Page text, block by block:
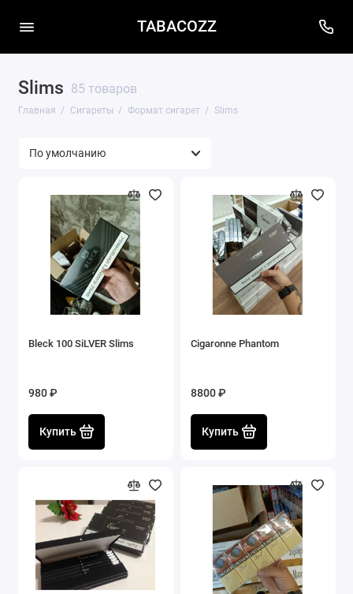
TABACOZZ
Slims 85 товаров
Главная Сигареты Формат сигарет Slims
Bleck 100 SiLVER Slims
980 ₽
Купить
Cigaronne Phantom
8800 ₽
Купить